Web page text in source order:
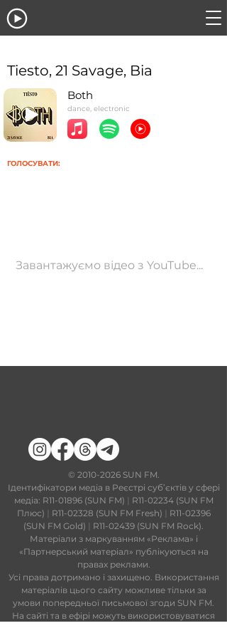
Tiesto, 21 Savage, Bia
Both
dance, electronic
ГОЛОСУВАТИ:
Завантажуємо відео з YouTube...
​© 2010-2026SUN FM.
Ідентифікатори медіа в Реєстрі суб’єктів у сфері
медіа: R11-01896 (SUN FM) | R11-02234 (SUN FM
Плюс) | R11-02328 (SUN FM Fresh) | R11-02396
(SUN FM Gold) | R11-02439 (SUN FM Rock).
Матеріали з маркуванням «Реклама» і
«Партнерський матеріал» публікуються на
правах реклами.
Усі права дотримано і захищено. Використання
матеріалів цього сайту можливе тільки за
умови попередньої письмової згоди SUN FM.
На сайті та в ефірі можуть використовуватися